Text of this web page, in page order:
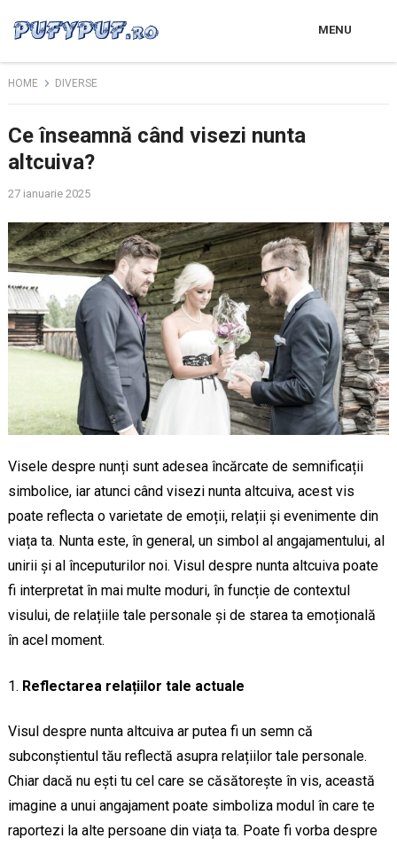
MENU
HOME DIVERSE
Ce înseamnă când visezi nunta
altcuiva?
27 ianuarie 2025
Visele despre nunți sunt adesea încărcate de semnificații
simbolice, iar atunci când visezi nunta altcuiva, acest vis
poate reflecta o varietate de emoții, relații și evenimente din
viața ta. Nunta este, în general, un simbol al angajamentului, al
unirii și al începuturilor noi. Visul despre nunta altcuiva poate
fi interpretat în mai multe moduri, în funcție de contextul
visului, de relațiile tale personale și de starea ta emoțională
în acel moment.
Reflectarea relațiilor tale actuale
Visul despre nunta altcuiva ar putea fi un semn că
subconștientul tău reflectă asupra relațiilor tale personale.
Chiar dacă nu ești tu cel care se căsătorește în vis, această
imagine a unui angajament poate simboliza modul în care te
raportezi la alte persoane din viața ta. Poate fi vorba despre